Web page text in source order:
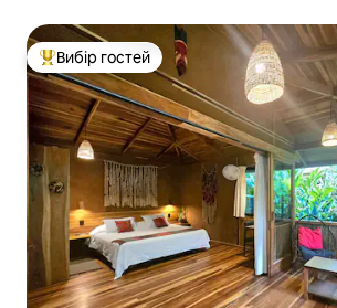
Топ вибір гостей
Вибір гостей